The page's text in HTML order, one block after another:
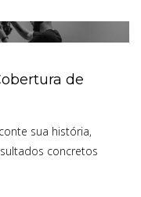
de
sua história,
concretos